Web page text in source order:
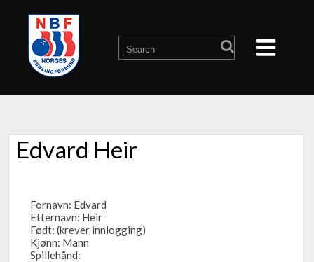
Edvard Heir
Fornavn: Edvard
Etternavn: Heir
Født: (krever innlogging)
Kjønn: Mann
Spillehånd: